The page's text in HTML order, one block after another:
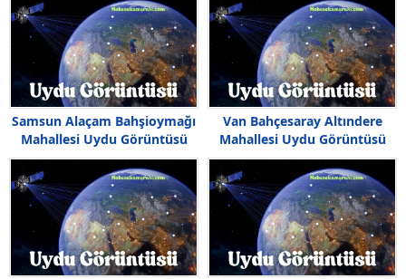
Samsun Alaçam Bahşioymağı
Mahallesi Uydu Görüntüsü
Van Bahçesaray Altındere
Mahallesi Uydu Görüntüsü
Haritası